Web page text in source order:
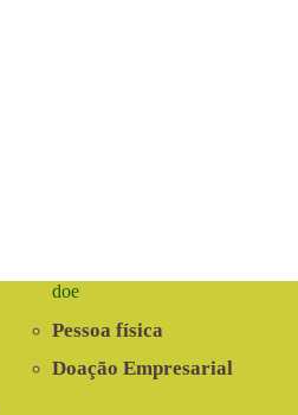
doe
Pessoa física
Doação Empresarial